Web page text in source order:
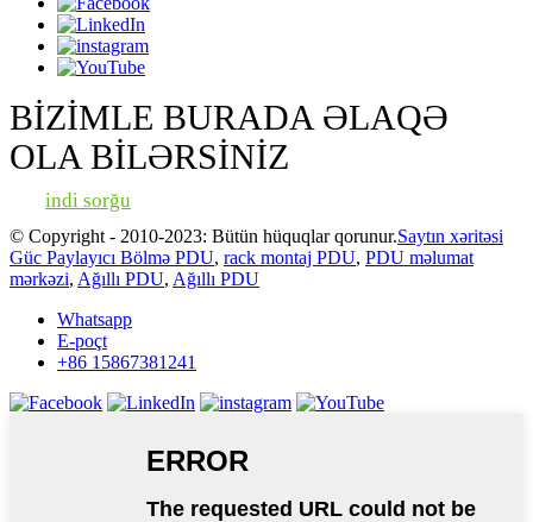
BİZİMLE BURADA ƏLAQƏ
OLA BİLƏRSİNİZ
indi sorğu
© Copyright - 2010-2023: Bütün hüquqlar qorunur.Saytın xəritəsi
Güc Paylayıcı Bölmə PDU, rack montaj PDU, PDU məlumat
mərkəzi, Ağıllı PDU, Ağıllı PDU
Whatsapp
E-poçt
+86 15867381241